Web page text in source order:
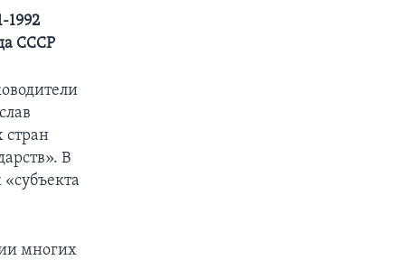
1992
СССР
стран
В
многих